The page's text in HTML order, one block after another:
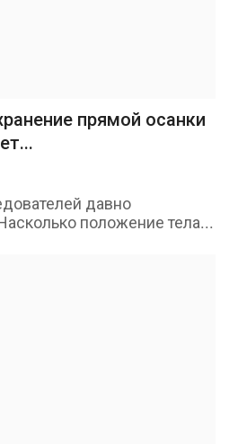
прямой осанки
давно
положение тела...